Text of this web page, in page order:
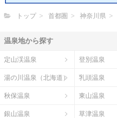
トップ 首都圏 神奈川県
温泉地から探す
定山渓温泉 登別温泉
湯の川温泉（北海道） 乳頭温泉
秋保温泉 東山温泉
銀山温泉 草津温泉